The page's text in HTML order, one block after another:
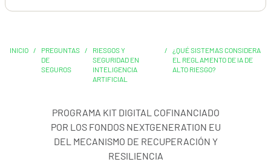
INICIO /
PREGUNTAS
DE
SEGUROS
/
RIESGOS Y
SEGURIDAD EN
INTELIGENCIA
ARTIFICIAL
/
¿QUÉ SISTEMAS CONSIDERA
EL REGLAMENTO DE IA DE
ALTO RIESGO?
PROGRAMA KIT DIGITAL COFINANCIADO
POR LOS FONDOS NEXTGENERATION EU
DEL MECANISMO DE RECUPERACIÓN Y
RESILIENCIA